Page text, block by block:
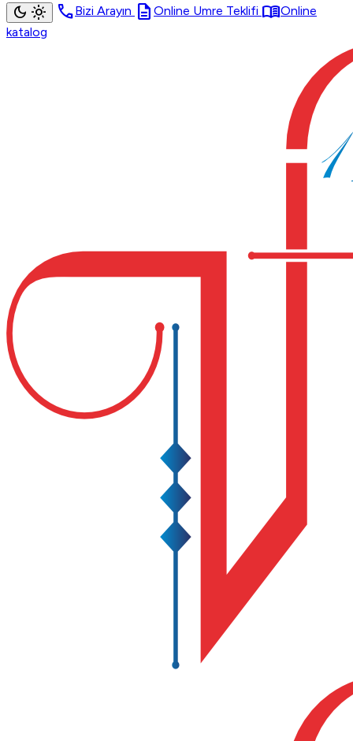
dark_mode light_mode callBizi Arayın description Online Umre Teklifi menu_bookOnline
katalog